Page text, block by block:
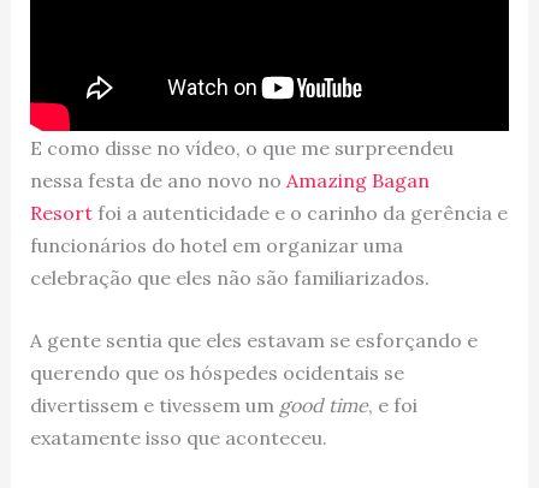
E como disse no vídeo, o que me surpreendeu
nessa festa de ano novo no Amazing Bagan
Resortfoi a autenticidade e o carinho da gerência e
funcionários do hotel em organizar uma
celebração que eles não são familiarizados.
A gente sentia que eles estavam se esforçando e
querendo que os hóspedes ocidentais se
divertissem e tivessem um good time, e foi
exatamente isso que aconteceu.